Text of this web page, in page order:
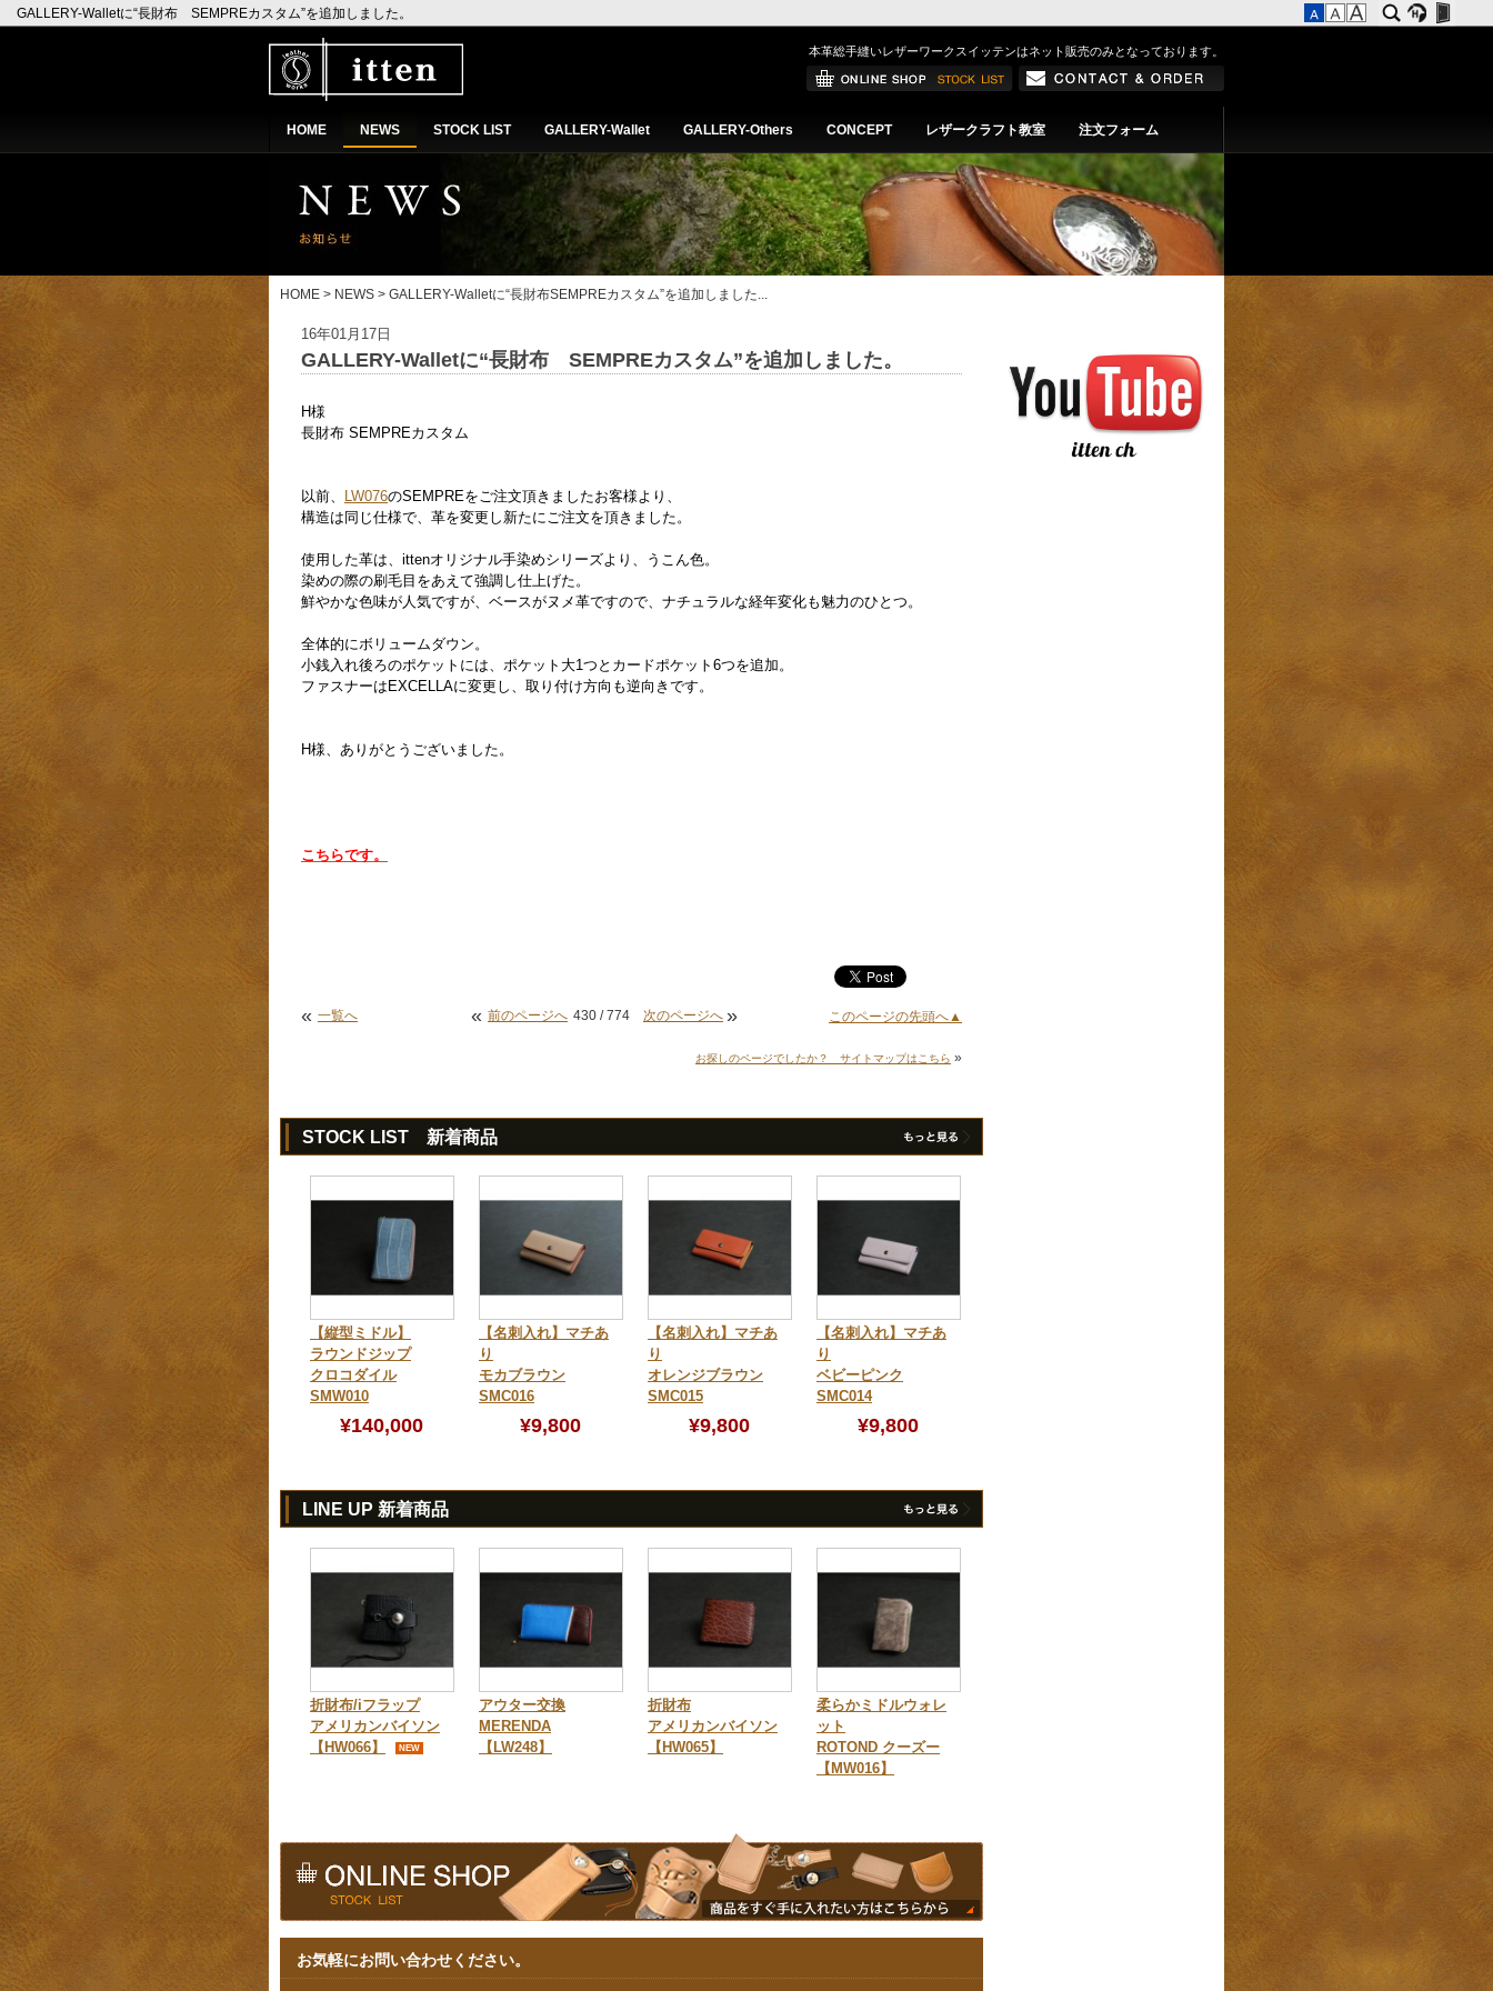
GALLERY-Walletに“長財布 SEMPREカスタム”を追加しました。
本革総手縫いレザーワークスイッテンはネット販売のみとなっております。
HOME NEWS STOCK LIST GALLERY-Wallet GALLERY-Others CONCEPT レザークラフト教室 注文フォーム
HOME > NEWS > GALLERY-Walletに“長財布SEMPREカスタム”を追加しました...
16年01月17日
GALLERY-Walletに“長財布 SEMPREカスタム”を追加しました。
H様
長財布 SEMPREカスタム
以前、 LW076のSEMPREをご注文頂きましたお客様より、
構造は同じ仕様で、革を変更し新たにご注文を頂きました。
使用した革は、ittenオリジナル手染めシリーズより、うこん色。
染めの際の刷毛目をあえて強調し仕上げた。
鮮やかな色味が人気ですが、ベースがヌメ革ですので、ナチュラルな経年変化も魅力のひとつ。
全体的にボリュームダウン。
小銭入れ後ろのポケットには、ポケット大1つとカードポケット6つを追加。
ファスナーはEXCELLAに変更し、取り付け方向も逆向きです。
H様、ありがとうございました。
こちらです。
« 一覧へ « 前のページへ 430 / 774 次のページへ » このページの先頭へ▲
お探しのページでしたか？ サイトマップはこちら »
STOCK LIST 新着商品
【縦型ミドル】
ラウンドジップ
クロコダイル
SMW010
¥140,000
【名刺入れ】マチあ
り
モカブラウン
SMC016
¥9,800
【名刺入れ】マチあ
り
オレンジブラウン
SMC015
¥9,800
【名刺入れ】マチあ
り
ベビーピンク
SMC014
¥9,800
LINE UP 新着商品
折財布/iフラップ
アメリカンバイソン
【HW066】
NEW
アウター交換
MERENDA
【LW248】
折財布
アメリカンバイソン
【HW065】
柔らかミドルウォレ
ット
ROTOND クーズー
【MW016】
お気軽にお問い合わせください。